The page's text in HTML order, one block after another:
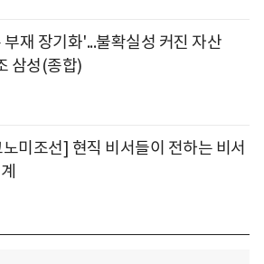
부재 장기화'...불확실성 커진 자산
삼성(종합)
미조선] 현직 비서들이 전하는 비서